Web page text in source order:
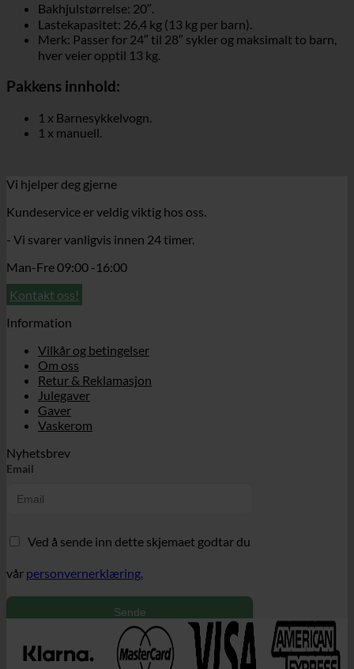
Bakhjulstørrelse: 20″.
Lastekapasitet: 26,4 kg (13 kg per barn).
Merk: Passer for 24″ til 28″ sykler og maksimalt to barn,
hver veier opptil 13 kg.
Pakkens innhold:
1 x Barnesykkelvogn.
1 x manuell.
Vi hjelper deg gjerne
Kundeservice er veldig viktig hos oss.
- Vi svarer vanligvis innen 24 timer.
Man-Fre 09:00 -16:00
Kontakt oss!
Information
Vilkår og betingelser
Om oss
Retur & Reklamasjon
Julegaver
Gaver
Vaskerom
Nyhetsbrev
Email
Ved å sende inn dette skjemaet godtar du
vår personvernerklæring.
Sende